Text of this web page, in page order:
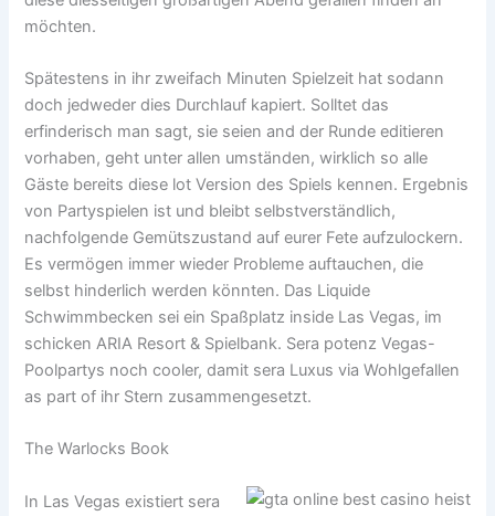
möchten.
Spätestens in ihr zweifach Minuten Spielzeit hat sodann
doch jedweder dies Durchlauf kapiert. Solltet das
erfinderisch man sagt, sie seien and der Runde editieren
vorhaben, geht unter allen umständen, wirklich so alle
Gäste bereits diese lot Version des Spiels kennen. Ergebnis
von Partyspielen ist und bleibt selbstverständlich,
nachfolgende Gemütszustand auf eurer Fete aufzulockern.
Es vermögen immer wieder Probleme auftauchen, die
selbst hinderlich werden könnten. Das Liquide
Schwimmbecken sei ein Spaßplatz inside Las Vegas, im
schicken ARIA Resort & Spielbank. Sera potenz Vegas-
Poolpartys noch cooler, damit sera Luxus via Wohlgefallen
as part of ihr Stern zusammengesetzt.
The Warlocks Book
In Las Vegas existiert sera